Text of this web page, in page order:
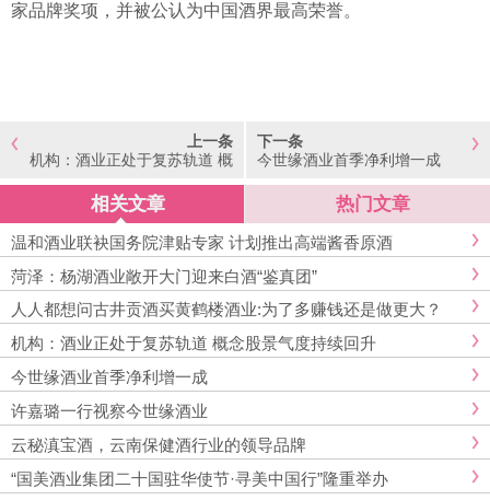
家品牌奖项，并被公认为中国酒界最高荣誉。
上一条
机构：酒业正处于复苏轨道 概
下一条
今世缘酒业首季净利增一成
相关文章 热门文章
温和酒业联袂国务院津贴专家 计划推出高端酱香原酒
菏泽：杨湖酒业敞开大门迎来白酒“鉴真团”
人人都想问古井贡酒买黄鹤楼酒业:为了多赚钱还是做更大？
机构：酒业正处于复苏轨道 概念股景气度持续回升
今世缘酒业首季净利增一成
许嘉璐一行视察今世缘酒业
云秘滇宝酒，云南保健酒行业的领导品牌
“国美酒业集团二十国驻华使节·寻美中国行”隆重举办